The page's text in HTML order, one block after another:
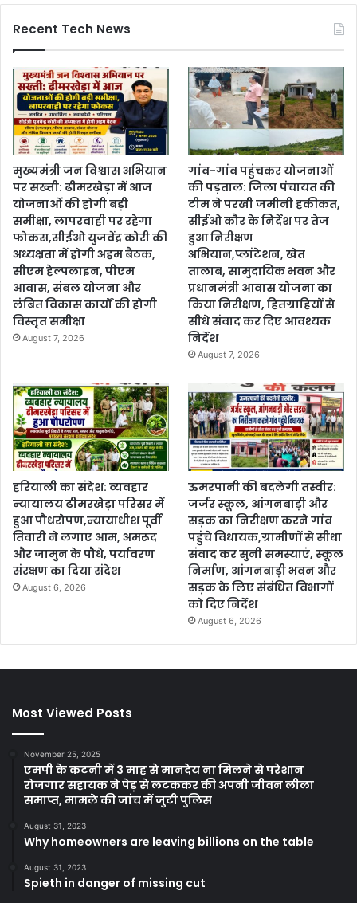
Recent Tech News
मुख्यमंत्री जन विश्वास अभियान
पर सख्ती: ढीमरखेड़ा में आज
योजनाओं की होगी बड़ी
समीक्षा, लापरवाही पर रहेगा
फोकस,सीईओ युजवेंद्र कोरी की
अध्यक्षता में होगी अहम बैठक,
सीएम हेल्पलाइन, पीएम
आवास, संबल योजना और
लंबित विकास कार्यों की होगी
विस्तृत समीक्षा
August 7, 2026
गांव-गांव पहुंचकर योजनाओं
की पड़ताल: जिला पंचायत की
टीम ने परखी जमीनी हकीकत,
सीईओ कौर के निर्देश पर तेज
हुआ निरीक्षण
अभियान,प्लांटेशन, खेत
तालाब, सामुदायिक भवन और
प्रधानमंत्री आवास योजना का
किया निरीक्षण, हितग्राहियों से
सीधे संवाद कर दिए आवश्यक
निर्देश
August 7, 2026
हरियाली का संदेश: व्यवहार
न्यायालय ढीमरखेड़ा परिसर में
हुआ पौधरोपण,न्यायाधीश पूर्वी
तिवारी ने लगाए आम, अमरूद
और जामुन के पौधे, पर्यावरण
संरक्षण का दिया संदेश
August 6, 2026
ऊमरपानी की बदलेगी तस्वीर:
जर्जर स्कूल, आंगनबाड़ी और
सड़क का निरीक्षण करने गांव
पहुंचे विधायक,ग्रामीणों से सीधा
संवाद कर सुनी समस्याएं, स्कूल
निर्माण, आंगनबाड़ी भवन और
सड़क के लिए संबंधित विभागों
को दिए निर्देश
August 6, 2026
Most Viewed Posts
November 25, 2025
एमपी के कटनी में 3 माह से मानदेय ना मिलने से परेशान
रोजगार सहायक ने पेड़ से लटककर की अपनी जीवन लीला
समाप्त, मामले की जांच में जुटी पुलिस
August 31, 2023
Why homeowners are leaving billions on the table
August 31, 2023
Spieth in danger of missing cut